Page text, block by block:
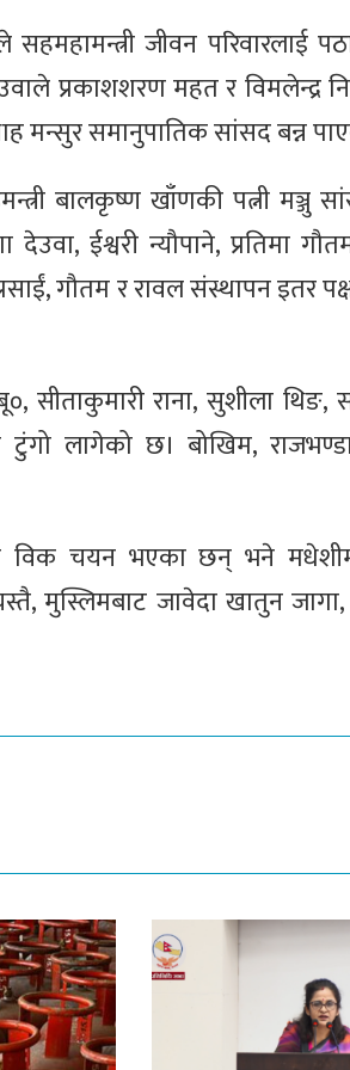
जीवन परिवारलाई
प्रकाशशरण महत र विमलेन्द्र
मन्सुर समानुपातिक सांसद बन्न
बालकृष्ण खाँणकी पत्नी मञ्जु
ईश्वरी न्यौपाने, प्रतिमा
गौतम र रावल संस्थापन इतर
सीताकुमारी राना, सुशीला थिङ,
टुंगो लागेको छ। बोखिम,
विक चयन भएका छन् भने
मुस्लिमबाट जावेदा खातुन